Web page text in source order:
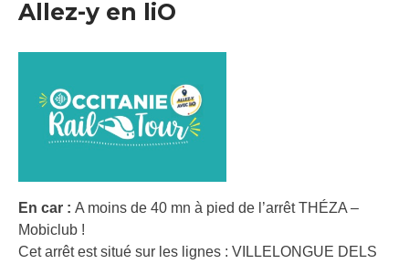
Allez-y en liO
En car : A moins de 40 mn à pied de l’arrêt THÉZA –
Mobiclub !
Cet arrêt est situé sur les lignes : VILLELONGUE DELS